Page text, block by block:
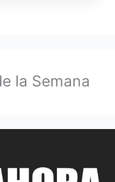
la Semana